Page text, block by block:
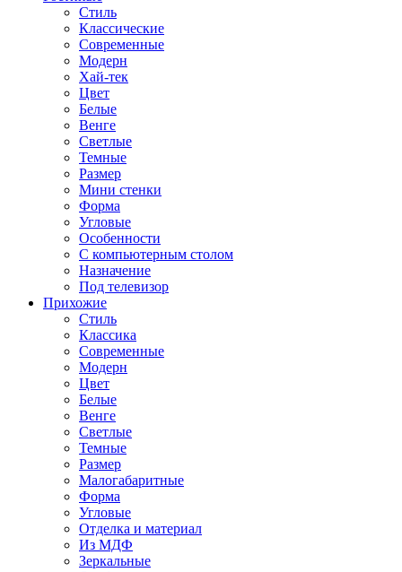
Стиль
Классические
Современные
Модерн
Хай-тек
Цвет
Белые
Венге
Светлые
Темные
Размер
Мини стенки
Форма
Угловые
Особенности
С компьютерным столом
Назначение
Под телевизор
Прихожие
Стиль
Классика
Современные
Модерн
Цвет
Белые
Венге
Светлые
Темные
Размер
Малогабаритные
Форма
Угловые
Отделка и материал
Из МДФ
Зеркальные